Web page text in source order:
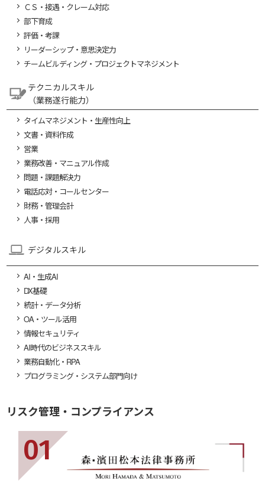
ＣＳ・接遇・クレーム対応
部下育成
評価・考課
リーダーシップ・意思決定力
チームビルディング・プロジェクトマネジメント
テクニカルスキル
（業務遂行能力）
タイムマネジメント・生産性向上
文書・資料作成
営業
業務改善・マニュアル作成
問題・課題解決力
電話応対・コールセンター
財務・管理会計
人事・採用
デジタルスキル
AI・生成AI
DX基礎
統計・データ分析
OA・ツール活用
情報セキュリティ
AI時代のビジネススキル
業務自動化・RPA
プログラミング・システム部門向け
リスク管理・コンプライアンス